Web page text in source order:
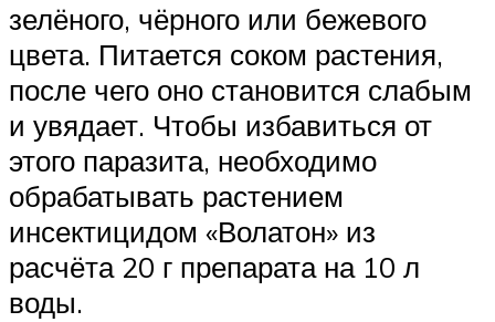
зелёного, чёрного или бежевого
цвета. Питается соком растения,
после чего оно становится слабым
и увядает. Чтобы избавиться от
этого паразита, необходимо
обрабатывать растением
инсектицидом «Волатон» из
расчёта 20 г препарата на 10 л
воды.